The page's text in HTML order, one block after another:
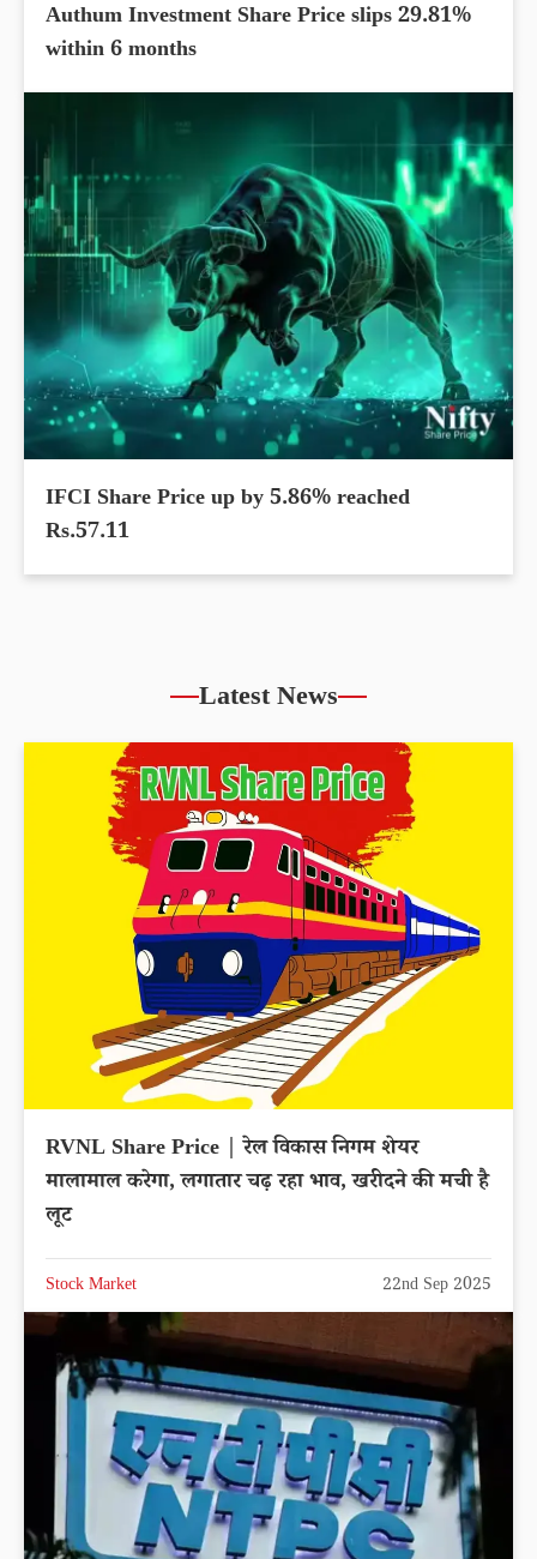
Authum Investment Share Price slips 29.81%
within 6 months
IFCI Share Price up by 5.86% reached
Rs.57.11
Latest News
RVNL Share Price | रेल विकास निगम शेयर
मालामाल करेगा, लगातार चढ़ रहा भाव, खरीदने की मची है
लूट
Stock Market 22nd Sep 2025